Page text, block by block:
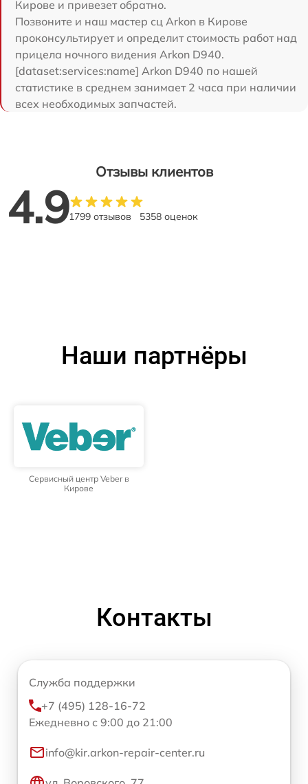
Кирове и привезет обратно.
Позвоните и наш мастер сц Arkon в Кирове
проконсультирует и определит стоимость работ над
прицела ночного видения Arkon D940.
[dataset:services:name] Arkon D940 по нашей
статистике в среднем занимает 2 часа при наличии
всех необходимых запчастей.
Отзывы клиентов
4.91799 отзывов 5358 оценок
Наши партнёры
Сервисный центр Veber в
Кирове
Контакты
Служба поддержки
+7 (495) 128-16-72
Ежедневно с 9:00 до 21:00
info@kir.arkon-repair-center.ru